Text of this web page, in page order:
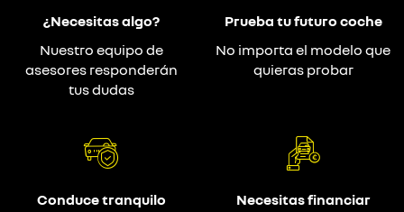
¿Necesitas algo?
Nuestro equipo de
asesores responderán
tus dudas
Prueba tu futuro coche
No importa el modelo que
quieras probar
Conduce tranquilo
Necesitas financiar